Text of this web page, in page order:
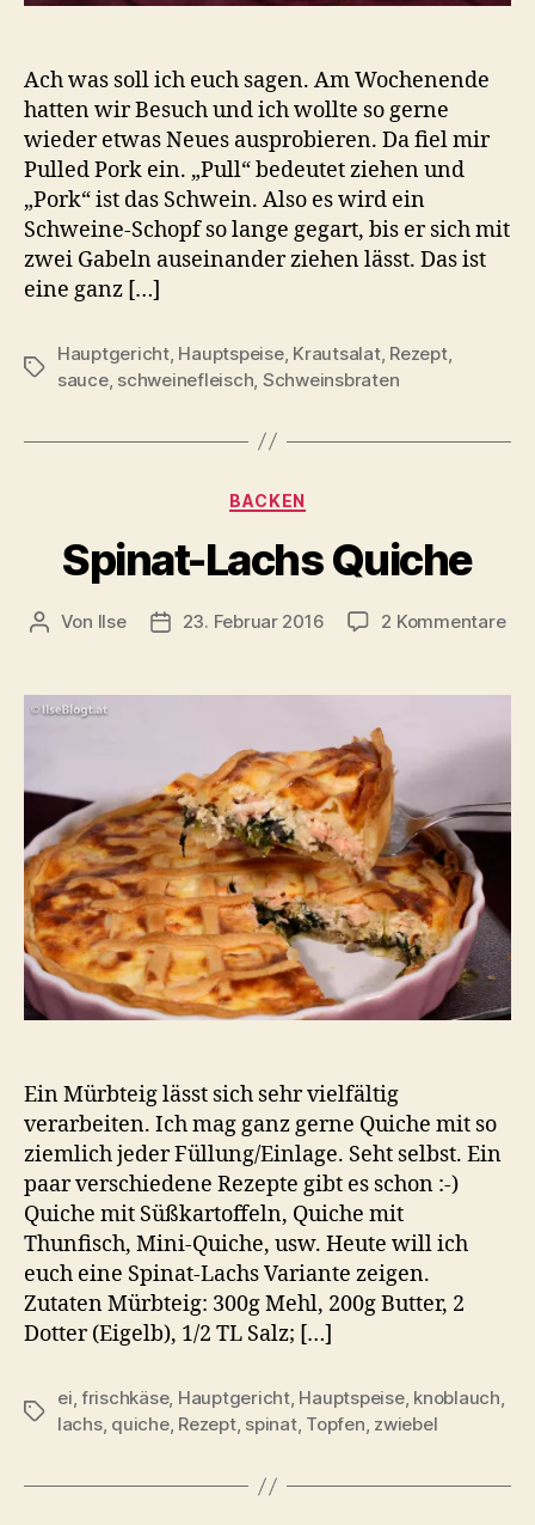
Ach was soll ich euch sagen. Am Wochenende
hatten wir Besuch und ich wollte so gerne
wieder etwas Neues ausprobieren. Da fiel mir
Pulled Pork ein. „Pull“ bedeutet ziehen und
„Pork“ ist das Schwein. Also es wird ein
Schweine-Schopf so lange gegart, bis er sich mit
zwei Gabeln auseinander ziehen lässt. Das ist
eine ganz […]
Schlagwörter
Hauptgericht, Hauptspeise, Krautsalat, Rezept,
sauce, schweinefleisch, Schweinsbraten
Kategorien
BACKEN
Spinat-Lachs Quiche
Beitragsautor
Von Ilse Beitragsdatum
23. Februar 2016 2 Kommentarezu
Ein Mürbteig lässt sich sehr vielfältig
verarbeiten. Ich mag ganz gerne Quiche mit so
ziemlich jeder Füllung/Einlage. Seht selbst. Ein
paar verschiedene Rezepte gibt es schon :-)
Quiche mit Süßkartoffeln, Quiche mit
Thunfisch, Mini-Quiche, usw. Heute will ich
euch eine Spinat-Lachs Variante zeigen.
Zutaten Mürbteig: 300g Mehl, 200g Butter, 2
Dotter (Eigelb), 1/2 TL Salz; […]
Schlagwörter
ei, frischkäse, Hauptgericht, Hauptspeise, knoblauch,
lachs, quiche, Rezept, spinat, Topfen, zwiebel